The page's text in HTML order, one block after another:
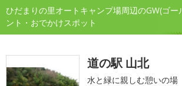
ひだまりの里オートキャンプ場周辺のGW(ゴ
ント・おでかけスポット
道の駅 山北
水と緑に親しむ憩いの場